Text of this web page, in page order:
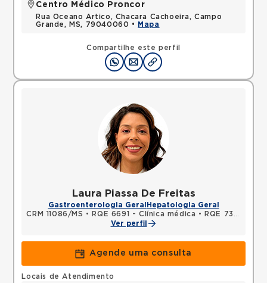
Compartilhe este perfil
Centro Médico Proncor
Rua Oceano Artico, Chacara Cachoeira, Campo
Grande, MS, 79040060 •
Mapa
Laura Piassa De Freitas
Gastroenterologia Geral Hepatologia Geral
CRM 11086/MS • RQE 6691 - Clínica médica •
RQE 7361 - Gastroenterologia
Ver perfil
Agende uma consulta
Locais de Atendimento